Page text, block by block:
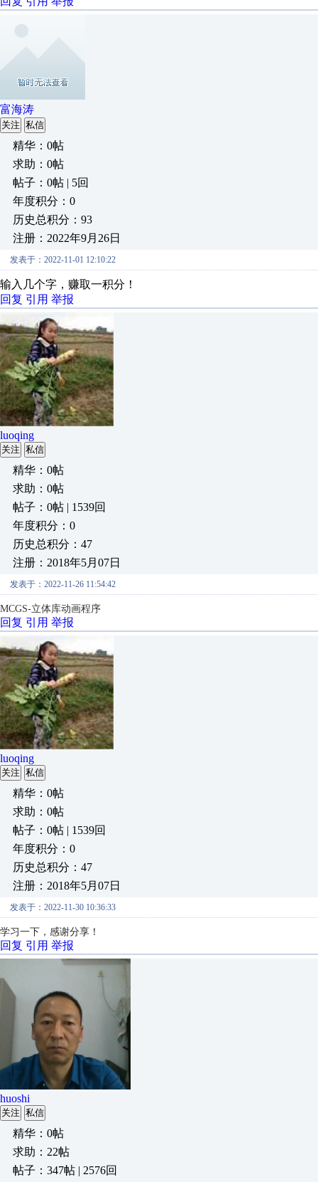
富海涛
关注 私信
精华：0帖
求助：0帖
帖子：0帖 | 5回
年度积分：0
历史总积分：93
注册：2022年9月26日
发表于：2022-11-01 12:10:22
输入几个字，赚取一积分！
回复 引用 举报
luoqing
关注 私信
精华：0帖
求助：0帖
帖子：0帖 | 1539回
年度积分：0
历史总积分：47
注册：2018年5月07日
发表于：2022-11-26 11:54:42
MCGS-立体库动画程序
回复 引用 举报
luoqing
关注 私信
精华：0帖
求助：0帖
帖子：0帖 | 1539回
年度积分：0
历史总积分：47
注册：2018年5月07日
发表于：2022-11-30 10:36:33
学习一下，感谢分享！
回复 引用 举报
huoshi
关注 私信
精华：0帖
求助：22帖
帖子：347帖 | 2576回